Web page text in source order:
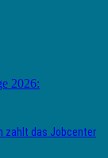
zahlt das Jobcenter